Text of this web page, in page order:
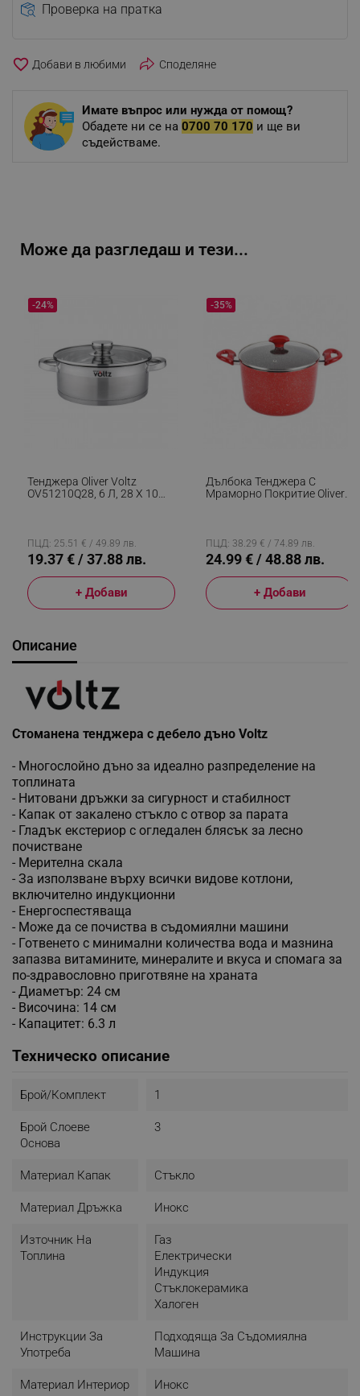
Проверка на пратка
favorite_border Споделяне
Имате въпрос или нужда от помощ?
Обадете ни се на 0700 70 170 и ще ви
съдействаме.
Може да разгледаш и тези...
Тенджера Oliver Voltz
OV51210Q28, 6 Л, 28 X 10
-24%
ПЦД: 25.51 € / 49.89 лв.
19.37 € / 37.88 лв.
+ Добави
Дълбока Тенджера С
Мраморно Покритие Oliver
-35%
ПЦД: 38.29 € / 74.89 лв.
24.99 € / 48.88 лв.
+ Добави
Описание
Стоманена тенджера с дебело дъно Voltz
- Многослойно дъно за идеално разпределение на
топлината
- Нитовани дръжки за сигурност и стабилност
- Капак от закалено стъкло с отвор за парата
- Гладък екстериор с огледален блясък за лесно
почистване
- Мерителна скала
- За използване върху всички видове котлони,
включително индукционни
- Енергоспестяваща
- Може да се почиства в съдомиялни машини
- Готвенето с минимални количества вода и мазнина
запазва витамините, минералите и вкуса и спомага за
по-здравословно приготвяне на храната
- Диаметър: 24 см
- Височина: 14 см
- Капацитет: 6.3 л
Техническо описание
Брой/комплект 1
Брой Слоеве
Основа
3
Материал Капак Стъкло
Материал Дръжка Инокс
Източник На
Топлина
Газ
Електрически
Индукция
Стъклокерамика
Халоген
Инструкции За
Употреба
Подходяща За Съдомиялна
Машина
Материал Интериор Инокс